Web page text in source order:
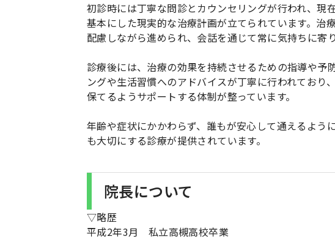
初診時には丁寧な問診とカウンセリングが行われ、現
基本にした現実的な治療計画が立てられています。治
配慮しながら進められ、会話を通じて常に気持ちに寄
診療後には、治療の効果を持続させるための指導や
ングや生活習慣へのアドバイスが丁寧に行われてお
保てるようサポートする体制が整っています。
年齢や症状にかかわらず、誰もが安心して通えるよう
も大切にする診療が提供されています。
院長について
▽略歴
平成2年3月 私立高槻高校卒業